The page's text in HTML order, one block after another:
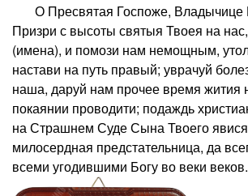
О Пресвятая Госпоже, Владычице
Призри с высоты святыя Твоея на
(имена), и помози нам немощным,
настави на путь правый; уврачуй
наша, даруй нам прочее время жития
покаянии проводити; подаждь
на Страшнем Суде Сына Твоего
милосердная предстательница, да
всеми угодившими Богу во веки